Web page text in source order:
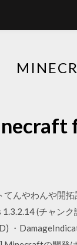
てんやわんや開
1.3.2.14 (チャン
・